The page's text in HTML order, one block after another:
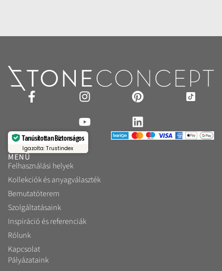
Tanúsítottan Biztonságos
Igazolta: Trustindex
MENÜ
Felhasználási helyek
Kollekciók és anyagválaszték
Bemutatóterem
Szolgáltatásaink
Inspiráció és referenciák
Rólunk
Kapcsolat
Pályázataink